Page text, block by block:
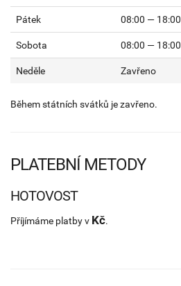
Pátek 08:00 — 18:00
Sobota 08:00 — 18:00
Neděle Zavřeno
Během státních svátků je zavřeno.
PLATEBNÍ METODY
HOTOVOST
Příjímáme platby v Kč.